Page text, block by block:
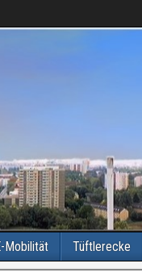
Mobilität Tüftlerecke